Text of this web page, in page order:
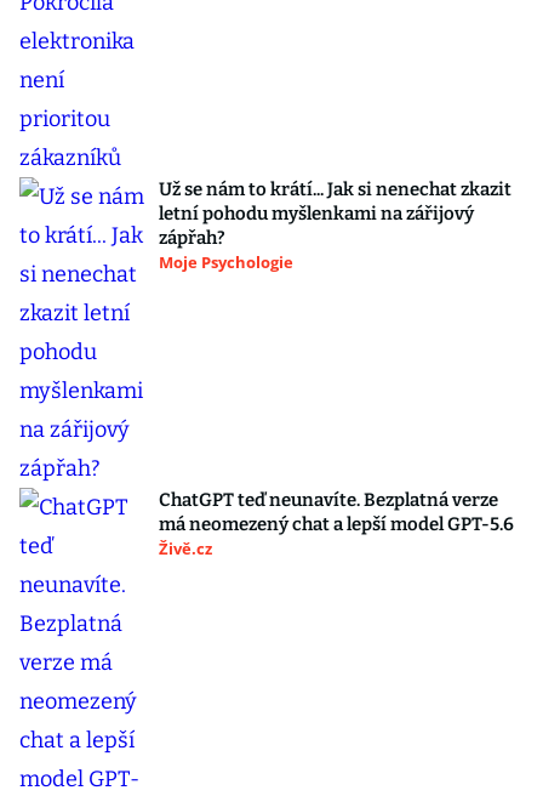
Už se nám to krátí... Jak si nenechat zkazit
letní pohodu myšlenkami na zářijový
zápřah?
Moje Psychologie
ChatGPT teď neunavíte. Bezplatná verze
má neomezený chat a lepší model GPT-5.6
Živě.cz